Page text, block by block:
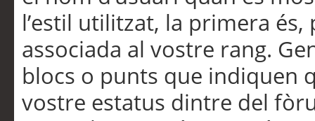
l’estil utilitzat, la primera
associada al vostre rang.
blocs o punts que indiquen
vostre estatus dintre del